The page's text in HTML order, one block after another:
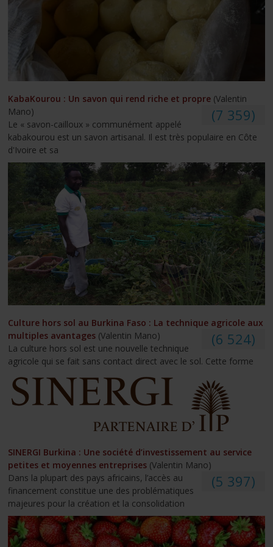
KabaKourou : Un savon qui rend riche et propre (Valentin
Mano)
(7 359)
Le « savon-cailloux » communément appelé
kabakourou est un savon artisanal. Il est très populaire en Côte
d'Ivoire et sa
Culture hors sol au Burkina Faso : La technique agricole aux
multiples avantages (Valentin Mano) (6 524)
La culture hors sol est une nouvelle technique
agricole qui se fait sans contact direct avec le sol. Cette forme
SINERGI Burkina : Une société d’investissement au service
petites et moyennes entreprises (Valentin Mano)
(5 397)
Dans la plupart des pays africains, l’accès au
financement constitue une des problématiques
majeures pour la création et la consolidation